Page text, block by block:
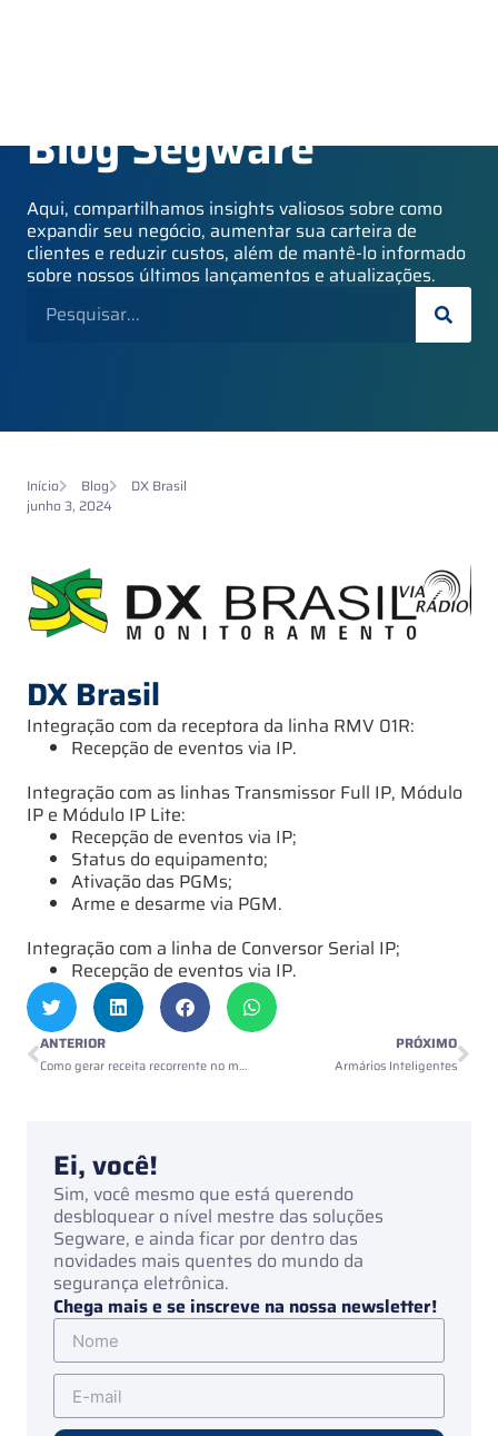
Blog Segware
Aqui, compartilhamos insights valiosos sobre como
expandir seu negócio, aumentar sua carteira de
clientes e reduzir custos, além de mantê-lo informado
sobre nossos últimos lançamentos e atualizações.
Início Blog
DX Brasil
junho 3, 2024
DX Brasil
Integração com da receptora da linha RMV 01R:
Recepção de eventos via IP.
Integração com as linhas Transmissor Full IP, Módulo
IP e Módulo IP Lite:
Recepção de eventos via IP;
Status do equipamento;
Ativação das PGMs;
Arme e desarme via PGM.
Integração com a linha de Conversor Serial IP;
Recepção de eventos via IP.
ANTERIOR
Como gerar receita recorrente no mercado de segurança eletrônica?
PRÓXIMO
Armários Inteligentes
Ei, você!
Sim, você mesmo que está querendo
desbloquear o nível mestre das soluções
Segware, e ainda ficar por dentro das
novidades mais quentes do mundo da
segurança eletrônica.
Chega mais e se inscreve na nossa newsletter!